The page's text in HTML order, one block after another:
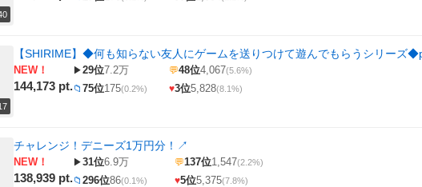
【SHIRIME】◆何も知らない友人にゲームを送りつけて遊んでもらうシリーズ
NEW！
144,173 pt.
▶29位7.2万 💬48位4,067(5.6%)
📁 75位175(0.2%) ♥3位5,828(8.1%)
チャレンジ！デニーズ1万円分！ ↗
NEW！
138,939 pt.
▶31位6.9万 💬137位1,547(2.2%)
📁 296位86(0.1%) ♥5位5,375(7.8%)